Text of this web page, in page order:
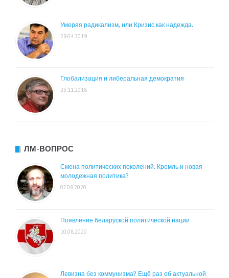
Умеряя радикализм, или Кризис как надежда.
29.04.2019
Глобализация и либеральная демократия
23.11.2018
ЛМ-ВОПРОС
Смена политических поколений. Кремль и новая
молодежная политика?
07.08.2020
Появление беларуской политической нации
10.08.2020
Левизна без коммунизма? Ещё раз об актуальной